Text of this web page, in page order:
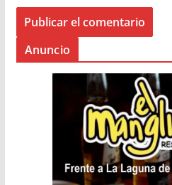
Anuncio